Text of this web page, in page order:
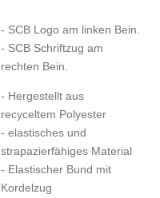
- SCB Logo am linken Bein.
- SCB Schriftzug am
rechten Bein.
- Hergestellt aus
recyceltem Polyester
- elastisches und
strapazierfähiges Material
- Elastischer Bund mit
Kordelzug